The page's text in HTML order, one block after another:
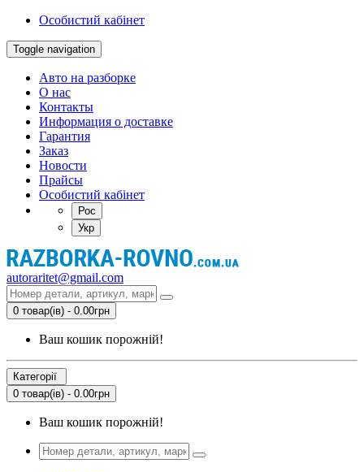
Особистий кабінет
Toggle navigation
Авто на разборке
О нас
Контакты
Информация о доставке
Гарантия
Заказ
Новости
Прайсы
Особистий кабінет
Рос
Укр
autoraritet@gmail.com
0 товар(ів) - 0.00грн
Ваш кошик порожній!
Категорії
0 товар(ів) - 0.00грн
Ваш кошик порожній!